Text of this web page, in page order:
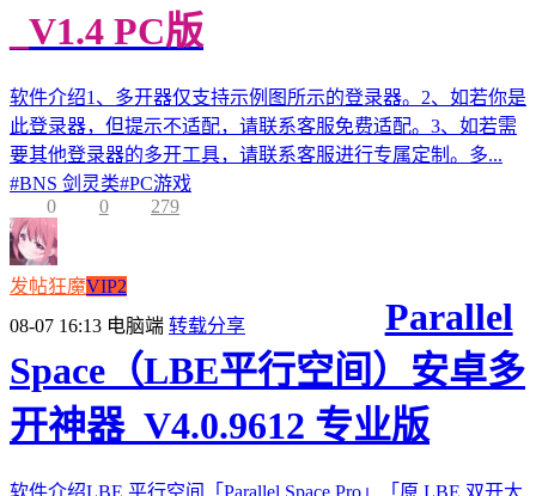
_V1.4 PC版
软件介绍1、多开器仅支持示例图所示的登录器。2、如若你是
此登录器，但提示不适配，请联系客服免费适配。3、如若需
要其他登录器的多开工具，请联系客服进行专属定制。多...
#BNS 剑灵类#PC游戏
0
0 279
发帖狂魔VIP2
08-07 16:13 电脑端 转载分享
Parallel
Space（LBE平行空间）安卓多
开神器_V4.0.9612 专业版
软件介绍LBE 平行空间「Parallel Space Pro」「原 LBE 双开大